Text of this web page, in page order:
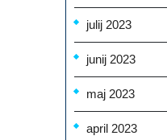
julij 2023
junij 2023
maj 2023
april 2023